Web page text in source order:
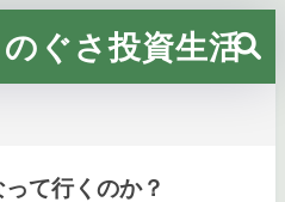
ぐさ投資生活
て行くのか？